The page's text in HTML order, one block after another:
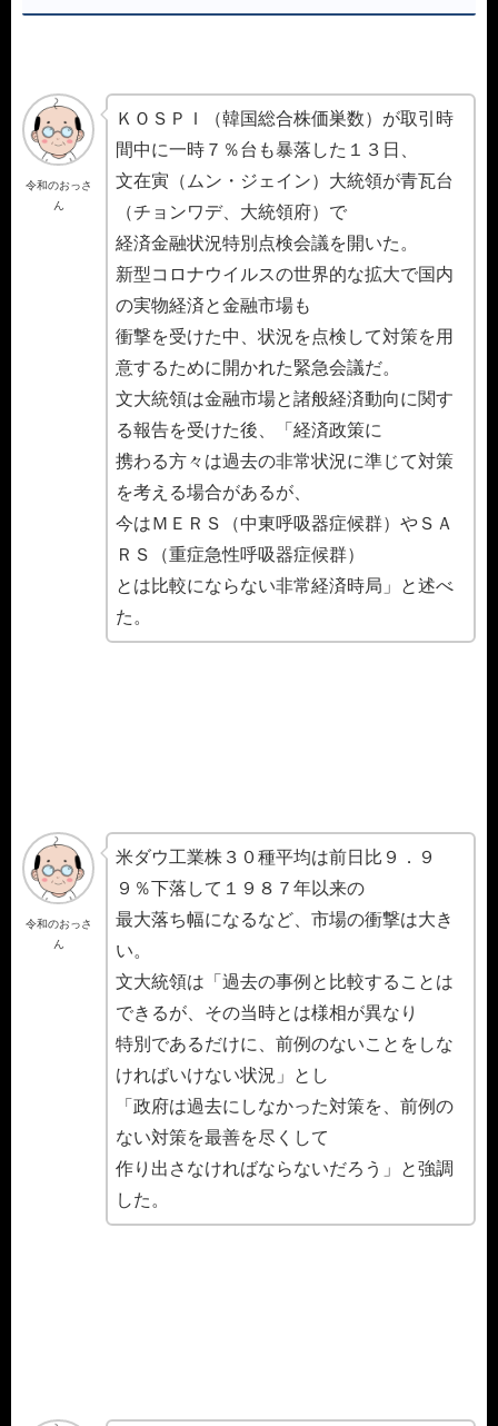
令和のおっさ
ん
ＫＯＳＰＩ（韓国総合株価巣数）が取引時
間中に一時７％台も暴落した１３日、
文在寅（ムン・ジェイン）大統領が青瓦台
（チョンワデ、大統領府）で
経済金融状況特別点検会議を開いた。
新型コロナウイルスの世界的な拡大で国内
の実物経済と金融市場も
衝撃を受けた中、状況を点検して対策を用
意するために開かれた緊急会議だ。
文大統領は金融市場と諸般経済動向に関す
る報告を受けた後、「経済政策に
携わる方々は過去の非常状況に準じて対策
を考える場合があるが、
今はＭＥＲＳ（中東呼吸器症候群）やＳＡ
ＲＳ（重症急性呼吸器症候群）
とは比較にならない非常経済時局」と述べ
た。
令和のおっさ
ん
米ダウ工業株３０種平均は前日比９．９
９％下落して１９８７年以来の
最大落ち幅になるなど、市場の衝撃は大き
い。
文大統領は「過去の事例と比較することは
できるが、その当時とは様相が異なり
特別であるだけに、前例のないことをしな
ければいけない状況」とし
「政府は過去にしなかった対策を、前例の
ない対策を最善を尽くして
作り出さなければならないだろう」と強調
した。